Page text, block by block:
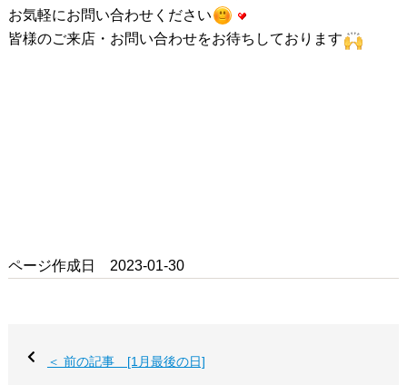
お気軽にお問い合わせください
皆様のご来店・お問い合わせをお待ちしております
ページ作成日 2023-01-30
＜ 前の記事 [1月最後の日]